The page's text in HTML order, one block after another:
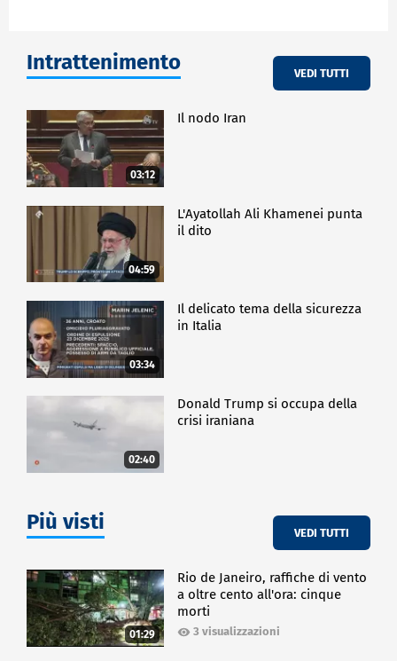
Intrattenimento VEDI TUTTI
03:12
Il nodo Iran
04:59
L'Ayatollah Ali Khamenei punta
il dito
03:34
Il delicato tema della sicurezza
in Italia
02:40
Donald Trump si occupa della
crisi iraniana
Più visti VEDI TUTTI
01:29
Rio de Janeiro, raffiche di vento
a oltre cento all'ora: cinque
morti
3 visualizzazioni